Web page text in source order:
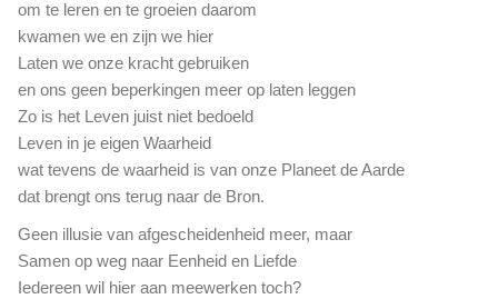
om te leren en te groeien daarom
kwamen we en zijn we hier
Laten we onze kracht gebruiken
en ons geen beperkingen meer op laten leggen
Zo is het Leven juist niet bedoeld
Leven in je eigen Waarheid
wat tevens de waarheid is van onze Planeet de Aarde
dat brengt ons terug naar de Bron.
Geen illusie van afgescheidenheid meer, maar
Samen op weg naar Eenheid en Liefde
Iedereen wil hier aan meewerken toch?